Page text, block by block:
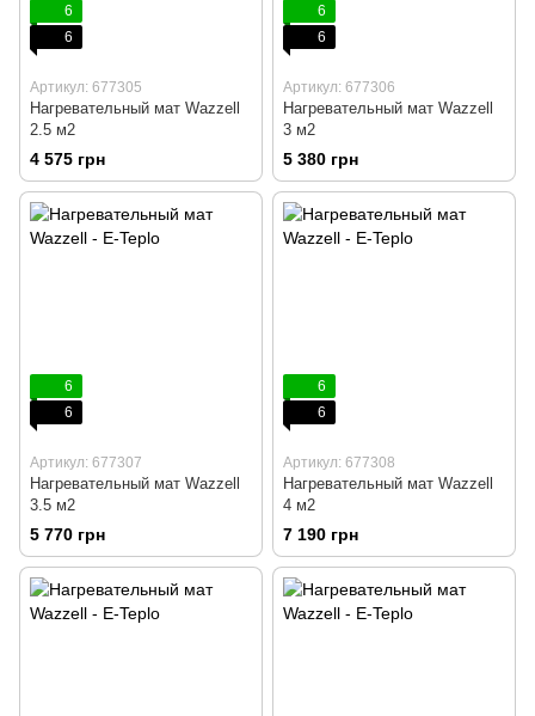
6
6
Артикул: 677305
Нагревательный мат Wazzell
2.5 м2
4 575 грн
6
6
Артикул: 677306
Нагревательный мат Wazzell
3 м2
5 380 грн
6
6
Артикул: 677307
Нагревательный мат Wazzell
3.5 м2
5 770 грн
6
6
Артикул: 677308
Нагревательный мат Wazzell
4 м2
7 190 грн